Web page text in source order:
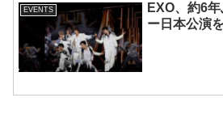
EVENTS
EXO、約6
ー日本公演